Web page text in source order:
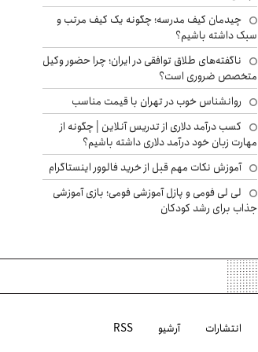
چیدمان کیف مدرسه؛ چگونه یک کیف مرتب و
سبک داشته باشیم؟
ناگفته‌های طلاق توافقی در ایران؛ چرا حضور وکیل
متخصص ضروری است؟
روانشناس خوب در تهران با قیمت مناسب
کسب درآمد دلاری از تدریس آنلاین | چگونه از
مهارت زبان خود درآمد دلاری داشته باشیم؟
آموزش نکات مهم قبل از خرید فالوور اینستاگرام
لی لی فومی و پازل آموزشی فومی؛ بازی آموزشی
جذاب برای رشد کودکان
انتشارات آرشیو RSS